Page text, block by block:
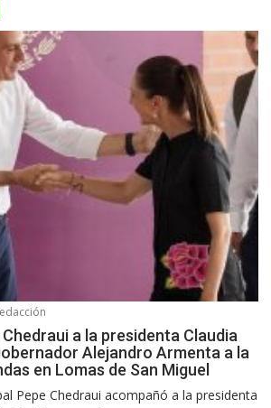
a la presidenta Claudia
Alejandro Armenta a la
en Lomas de San Miguel
Pepe Chedraui acompañó a la presidenta